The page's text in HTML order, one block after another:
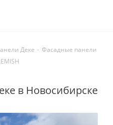
Деке - Фасадные панели
в Новосибирске